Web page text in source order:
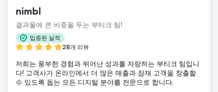
nimbl
결과물에 큰 비중을 두는 부티크 팀!
입증된 실적
28개 리뷰
저희는 풍부한 경험과 뛰어난 성과를 자랑하는 부티크 팀입니
다! 고객사가 온라인에서 더 많은 매출과 잠재 고객을 창출할
수 있도록 돕는 모든 디지털 분야를 전문으로 합니다.